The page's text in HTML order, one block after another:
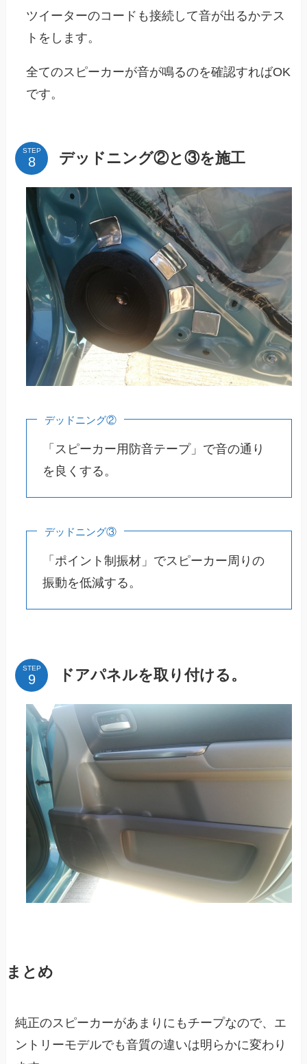
ツイーターのコードも接続して音が出るかテス
トをします。
全てのスピーカーが音が鳴るのを確認すればOK
です。
STEP デッドニング②と③を施工
デッドニング②
「スピーカー用防音テープ」で音の通り
を良くする。
デッドニング③
「ポイント制振材」でスピーカー周りの
振動を低減する。
STEP ドアパネルを取り付ける。
まとめ
純正のスピーカーがあまりにもチープなので、エ
ントリーモデルでも音質の違いは明らかに変わり